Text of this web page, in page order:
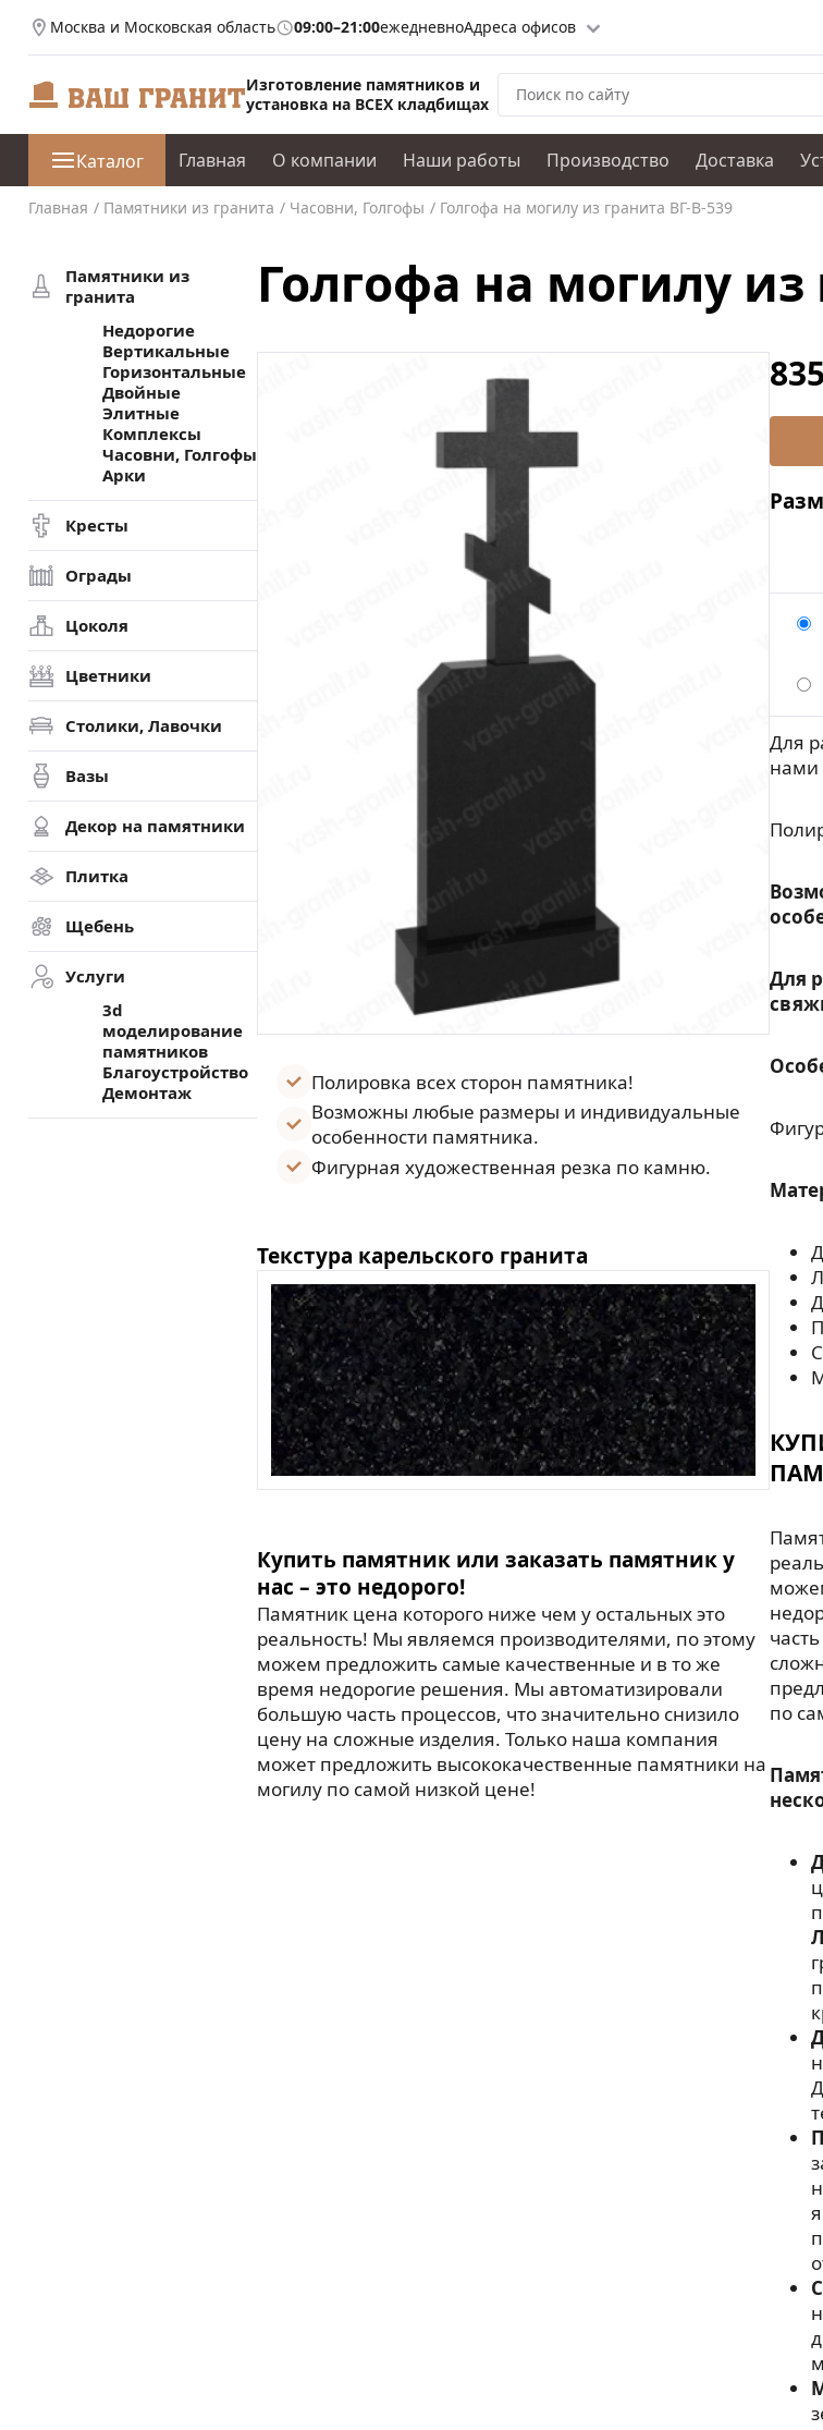
Москва и Московская область 09:00–21:00ежедневноАдреса офисов
Изготовление памятников и
установка на ВСЕХ кладбищах
Каталог Главная О компании Наши работы Производство Доставка
Главная Памятники из гранита Часовни, Голгофы Голгофа на могилу из гранита ВГ-В-539
Памятники из
гранита
Недорогие
Вертикальные
Горизонтальные
Двойные
Элитные
Комплексы
Часовни, Голгофы
Арки
Кресты
Ограды
Цоколя
Цветники
Столики, Лавочки
Вазы
Декор на памятники
Плитка
Щебень
Услуги
3d
моделирование
памятников
Благоустройство
Демонтаж
Голгофа на могилу из
Полировка всех сторон памятника!
Возможны любые размеры и индивидуальные
особенности памятника.
Фигурная художественная резка по камню.
Текстура карельского гранита
Купить памятник или заказать памятник у
нас – это недорого!
Памятник цена которого ниже чем у остальных это
реальность! Мы являемся производителями, по этому
можем предложить самые качественные и в то же
время недорогие решения. Мы автоматизировали
большую часть процессов, что значительно снизило
цену на сложные изделия. Только наша компания
может предложить высококачественные памятники на
могилу по самой низкой цене!
Для
нами
Для
по